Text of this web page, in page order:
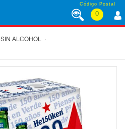
Código Postal
0
SIN ALCOHOL .